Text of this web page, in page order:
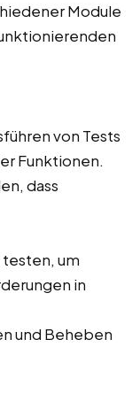
Module
von Tests
Funktionen.
dass
um
in
und Beheben